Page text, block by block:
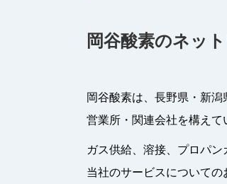
岡谷酸素のネッ
岡谷酸素は、長野県・新
営業所・関連会社を構えて
ガス供給、溶接、プロパ
当社のサービスについて